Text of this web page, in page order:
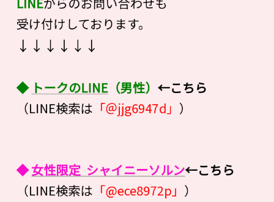
受け付けしております。
↓↓↓↓↓↓
◆ トークのLINE（男性） ←こちら
（LINE検索は 「＠jjg6947d」 ）
◆女性限定 シャイニーソルン←こちら
（LINE検索は 「@ece8972p」 ）